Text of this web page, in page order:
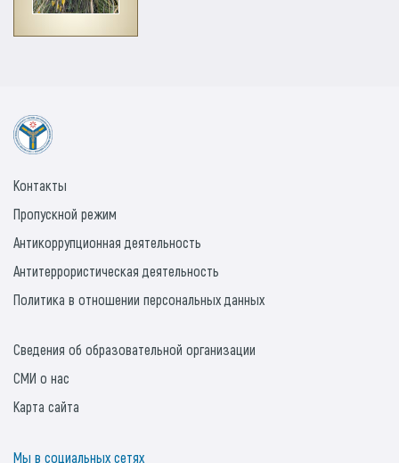
Контакты
Пропускной режим
Антикоррупционная деятельность
Антитеррористическая деятельность
Политика в отношении персональных данных
Сведения об образовательной организации
СМИ о нас
Карта сайта
Мы в социальных сетях